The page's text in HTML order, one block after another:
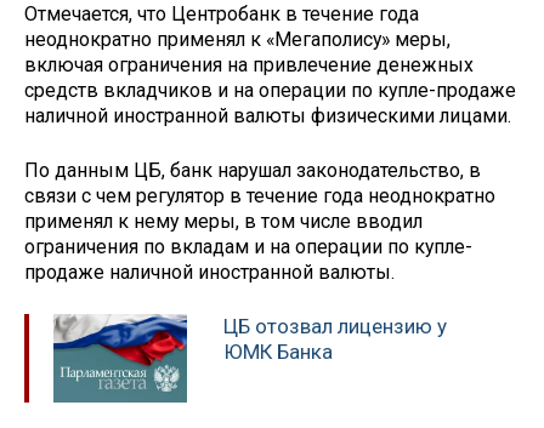
Отмечается, что Центробанк в течение года
неоднократно применял к «Мегаполису» меры,
включая ограничения на привлечение денежных
средств вкладчиков и на операции по купле-продаже
наличной иностранной валюты физическими лицами.
По данным ЦБ, банк нарушал законодательство, в
связи с чем регулятор в течение года неоднократно
применял к нему меры, в том числе вводил
ограничения по вкладам и на операции по купле-
продаже наличной иностранной валюты.
ЦБ отозвал лицензию у
ЮМК Банка